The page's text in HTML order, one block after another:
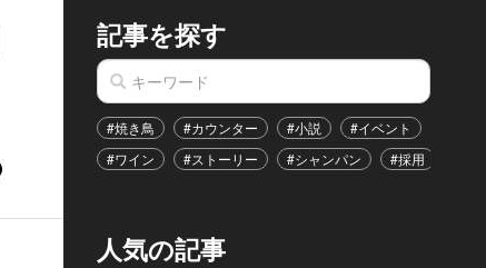
記事を探す
#焼き鳥 #カウンター #小説 #イベント
#ワイン
#ストーリー #シャンパン #採用
人気の記事